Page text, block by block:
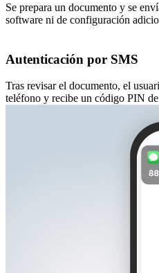
Se prepara un documento y se
software ni de configuración
Autenticación por SMS
Tras revisar el documento, el
teléfono y recibe un código PIN